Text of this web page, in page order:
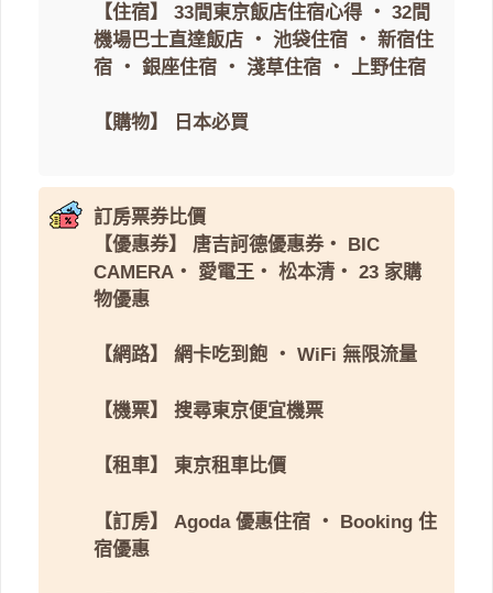
【住宿】 33間東京飯店住宿心得 ・ 32間
機場巴士直達飯店 ・ 池袋住宿 ・ 新宿住
宿 ・ 銀座住宿 ・ 淺草住宿 ・ 上野住宿
【購物】 日本必買
訂房票券比價
【優惠券】
唐吉訶德優惠券・
BIC
CAMERA ・ 愛電王 ・ 松本清 ・ 23 家購
物優惠
【網路】 網卡吃到飽 ・ WiFi 無限流量
【機票】 搜尋東京便宜機票
【租車】 東京租車比價
【訂房】 Agoda 優惠住宿 ・ Booking 住
宿優惠